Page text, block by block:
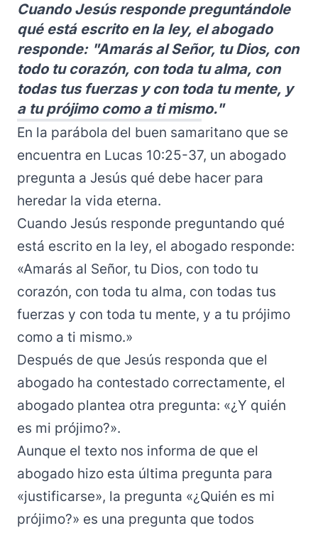
Cuando Jesús responde preguntándole
qué está escrito en la ley, el abogado
responde: "Amarás al Señor, tu Dios, con
todo tu corazón, con toda tu alma, con
todas tus fuerzas y con toda tu mente, y
a tu prójimo como a ti mismo."
En la parábola del buen samaritano que se
encuentra en Lucas 10:25-37, un abogado
pregunta a Jesús qué debe hacer para
heredar la vida eterna.
Cuando Jesús responde preguntando qué
está escrito en la ley, el abogado responde:
«Amarás al Señor, tu Dios, con todo tu
corazón, con toda tu alma, con todas tus
fuerzas y con toda tu mente, y a tu prójimo
como a ti mismo.»
Después de que Jesús responda que el
abogado ha contestado correctamente, el
abogado plantea otra pregunta: «¿Y quién
es mi prójimo?».
Aunque el texto nos informa de que el
abogado hizo esta última pregunta para
«justificarse», la pregunta «¿Quién es mi
prójimo?» es una pregunta que todos